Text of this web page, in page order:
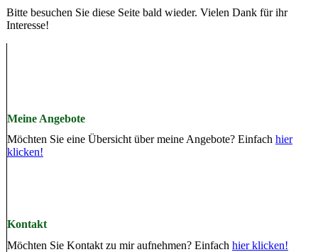
Bitte besuchen Sie diese Seite bald wieder. Vielen Dank für ihr
Interesse!
Meine Angebote
Möchten Sie eine Übersicht über meine Angebote? Einfach hier
klicken!
Kontakt
Möchten Sie Kontakt zu mir aufnehmen? Einfach hier klicken!